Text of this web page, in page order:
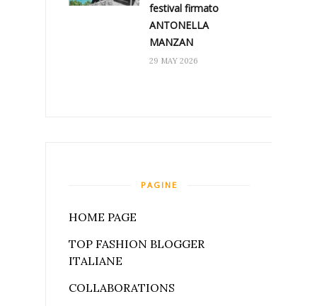
festival firmato
ANTONELLA
MANZAN
29 MAY 2026
PAGINE
HOME PAGE
TOP FASHION BLOGGER
ITALIANE
COLLABORATIONS